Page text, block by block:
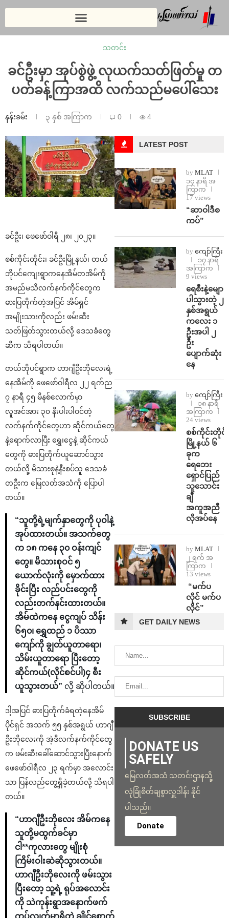
သတင်း
ခင်ဦးမှာ အုပ်စွဲဖွဲ့ လုယက်သတ်ဖြတ်မှု တ
ပတ်ခန့်ကြာအထိ လက်သည်မပေါ်သေး
နန်းခမ်း ၃ နှစ် အကြာက 0 4
ခင်ဦး၊ ဖေဖော်ဝါရီ ၂၈၊ ၂၀၂၃။
စစ်ကိုင်းတိုင်း၊ ခင်ဦးမြို့နယ်၊ တယ်
ဘိုပင်ကျေးရွာကနေအိမ်တအိမ်ကို
အမည်မသိလက်နက်ကိုင်တွေက
ဓားပြတိုက်တဲ့အပြင် အိမ်ရှင်
အမျိုးသားကိုလည်း ဖမ်းဆီး
သတ်ဖြတ်သွားတယ်လို့ ဒေသခံတွေ
ဆီက သိရပါတယ်။
တယ်ဘိုပင်ရွာက ဟာဂျီဦးဘိုလေးရဲ့
နေအိမ်ကို ဖေဖော်ဝါရီလ ၂၂ ရက်ည
၇ နာရီ ၄၅ မိနစ်လောက်မှာ
လူအင်အား ၃၀ နီးပါးပါဝင်တဲ့
လက်နက်ကိုင်တွေဟာ ဆိုင်ကယ်တွေ
နဲ့ရောက်လာပြီး ရွှေ၊ငွေနဲ့ ဆိုင်ကယ်
တွေကို ဓားပြတိုက်ယူဆောင်သွား
တယ်လို့ မိသားစုနဲ့နီးစပ်သူ ဒေသခံ
တဦးက မြေလတ်အသံကို ပြောပါ
တယ်။
“သူတို့ရဲ့မျက်နှာတွေကို ပုဝါနဲ့
အုပ်ထားတယ်။ အသက်တွေ
က ၁၈ ကနေ ၃၀ ဝန်းကျင်
တွေ။ မိသားစုဝင် ၅
ယောက်လုံးကို မှောက်ထား
ခိုင်းပြီး လည်ပင်းတွေကို
လည်းတက်နင်းထားတယ်။
အိမ်ထဲကနေ ငွေကျပ် သိန်း
၆၅၀၊ ရွှေထည် ၁ ပိဿာ
ကျော်ကို ချွတ်ယူတာရော၊
သိမ်းယူတာရော ပြီးတော့
ဆိုင်ကယ်(လိုင်စင်ပါ)၄ စီး
ယူသွားတယ်” လို့ ဆိုပါတယ်။
ဒါ့အပြင် ဓားပြတိုက်ခံရတဲ့နေအိမ်
ပိုင်ရှင် အသက် ၅၅ နှစ်အရွယ် ဟာဂျီ
ဦးဘိုလေးကို အဲ့ဒီလက်နက်ကိုင်တွေ
က ဖမ်းဆီးခေါ်ဆောင်သွားပြီးနောက်
ဖေဖော်ဝါရီလ ၂၃ ရက်မှာ အလောင်း
သာ ပြန်လည်တွေ့ရှိခဲ့တယ်လို့ သိရပါ
တယ်။
“ဟာဂျီဦးဘိုလေး အိမ်ကနေ
သူတို့မထွက်ခင်မှာ
ငါ**ကုလားတွေ မျိုးစုံ
ကြိမ်းဝါးဆဲဆိုသွားတယ်။
ဟာဂျီဦးဘိုလေးကို ဖမ်းသွား
ပြီးတော့ သူ့ရဲ့ ရုပ်အလောင်း
ကို သဲကုန်းရွာအနောက်ဖက်
ကပ်လျက်မှာရှိတဲ့ ချိုင်စောက်
LATEST POST
by MLAT
၁၄ နာရီ အ
ကြာက
17 views
“ဆာဝါဒီစ
ကပ်”
by ကျော်ကြီး
၁၇ နာရီ
အကြာက
9 views
ရေစီးနဲ့မျော
ပါသွားတဲ့ ၂
နှစ်အရွယ်
ကလေး ၁
ဦးအပါ ၂
ဦး
ပျောက်ဆုံး
နေ
by ကျော်ကြီး
၁၈ နာရီ
အကြာက
24 views
စစ်ကိုင်းတိုင်း
မြို့နယ် ၆
ခုက
ရေဘေး
ရှောင်ပြည်
သူသောင်း
ချီ
အကူအညီ
လိုအပ်နေ
by MLAT
၂ ရက် အ
ကြာက
13 views
⁨ ⁨“မက်ပ
လိုင် မက်ပ
လိုင်”
GET DAILY NEWS
DONATE US
SAFELY
မြေလတ်အသံ သတင်းဌာနသို့
လုံခြုံစိတ်ချစွာလှူဒါန်း နိုင်
ပါသည်။
Donate